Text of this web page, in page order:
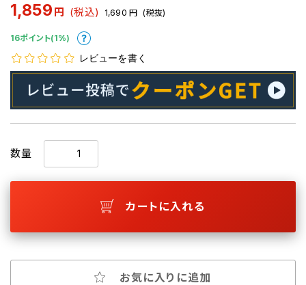
1,859 円 (税込) 1,690 円 (税抜)
16ポイント(1%)
レビューを書く
数量
カートに入れる
お気に入りに追加